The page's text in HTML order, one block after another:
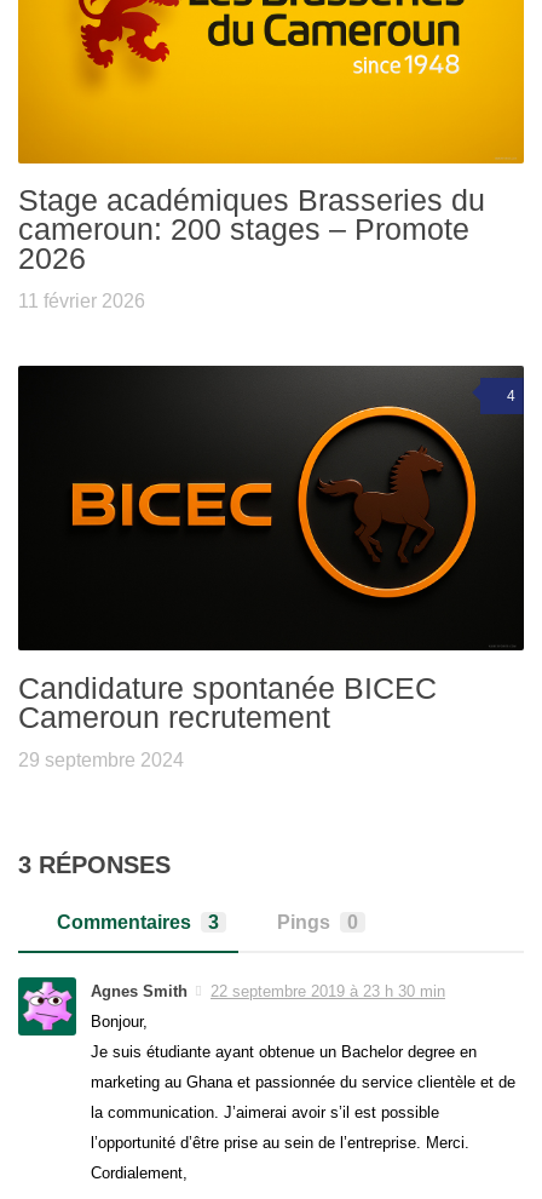
Stage académiques Brasseries du
cameroun: 200 stages – Promote
2026
11 février 2026
4
Candidature spontanée BICEC
Cameroun recrutement
29 septembre 2024
3 RÉPONSES
Commentaires 3 Pings 0
Agnes Smith
22 septembre 2019 à 23 h 30 min
Bonjour,
Je suis étudiante ayant obtenue un Bachelor degree en
marketing au Ghana et passionnée du service clientèle et de
la communication. J’aimerai avoir s’il est possible
l’opportunité d’être prise au sein de l’entreprise. Merci.
Cordialement,